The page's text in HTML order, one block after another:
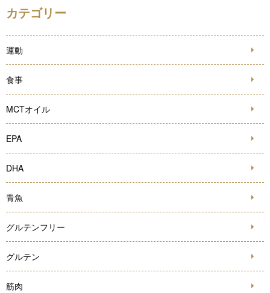
カテゴリー
運動
食事
MCTオイル
EPA
DHA
青魚
グルテンフリー
グルテン
筋肉